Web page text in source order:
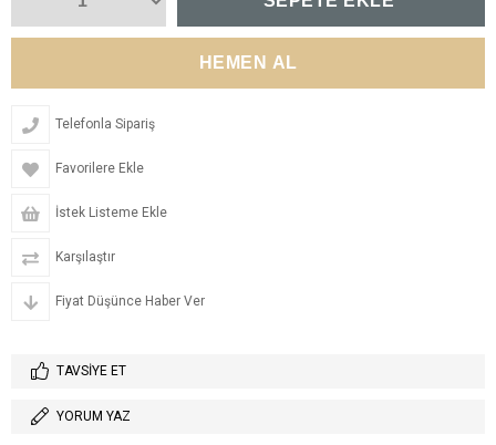
Telefonla Sipariş
Favorilere Ekle
İstek Listeme Ekle
Karşılaştır
Fiyat Düşünce Haber Ver
TAVSIYE ET
YORUM YAZ